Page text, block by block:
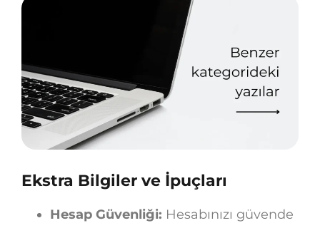
Ekstra Bilgiler ve İpuçları
Hesap Güvenliği: Hesabınızı güvende